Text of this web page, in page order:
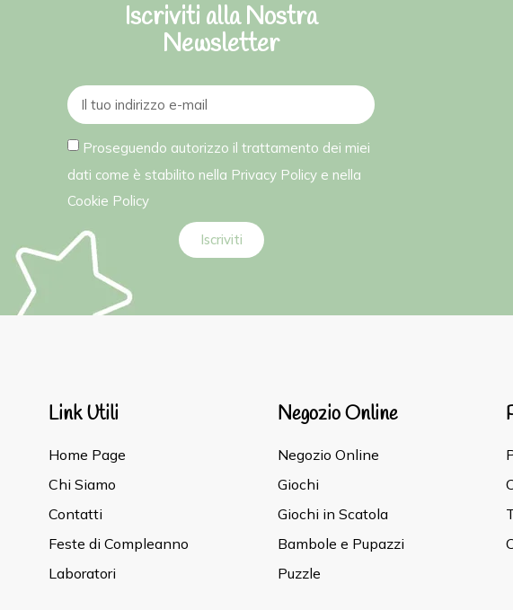
Iscriviti alla Nostra
Newsletter
Proseguendo autorizzo il trattamento dei miei
dati come è stabilito nella Privacy Policye nella
Cookie Policy
Iscriviti
Link Utili
Home Page
Chi Siamo
Contatti
Feste di Compleanno
Laboratori
Negozio Online
Negozio Online
Giochi
Giochi in Scatola
Bambole e Pupazzi
Puzzle